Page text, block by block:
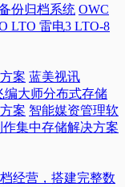
份归档系统 OWC
LTO 雷电3 LTO-8
案 蓝美视讯
编大师分布式存储
案 智能媒资管理软
集中存储解决方案
经营，搭建完整数